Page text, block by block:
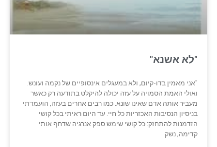
"לא אשנא"
"אני מאמין בדו-קיום, ולא במעגלים אינסופיים של נקמה ועונש.
ואולי האמת הסמויה על עזה יכולה להיקלט בתודעה רק כאשר
מעביר אותה אדם שאינו שונא. כמו רבים אחרים בעזה, הועמדתי
בניסיון הנסיבות האכזריות כל חיי. עד היום ראיתי בכל קושי
הזדמנות להתחזק: כל קושי שימש ספק אנרגיה שדחף אותי
קדימה, נשק